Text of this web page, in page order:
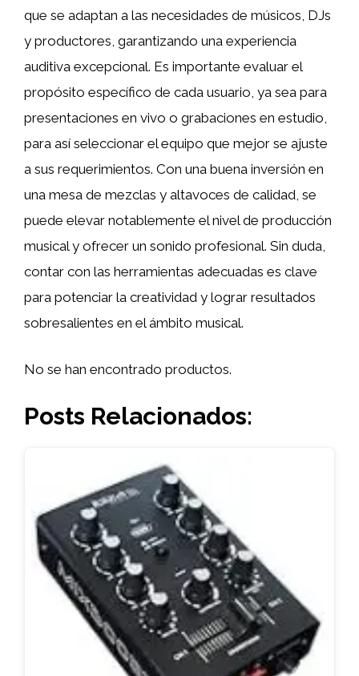
que se adaptan a las necesidades de músicos, DJs
y productores, garantizando una experiencia
auditiva excepcional. Es importante evaluar el
propósito específico de cada usuario, ya sea para
presentaciones en vivo o grabaciones en estudio,
para así seleccionar el equipo que mejor se ajuste
a sus requerimientos. Con una buena inversión en
una mesa de mezclas y altavoces de calidad, se
puede elevar notablemente el nivel de producción
musical y ofrecer un sonido profesional. Sin duda,
contar con las herramientas adecuadas es clave
para potenciar la creatividad y lograr resultados
sobresalientes en el ámbito musical.
No se han encontrado productos.
Posts Relacionados: